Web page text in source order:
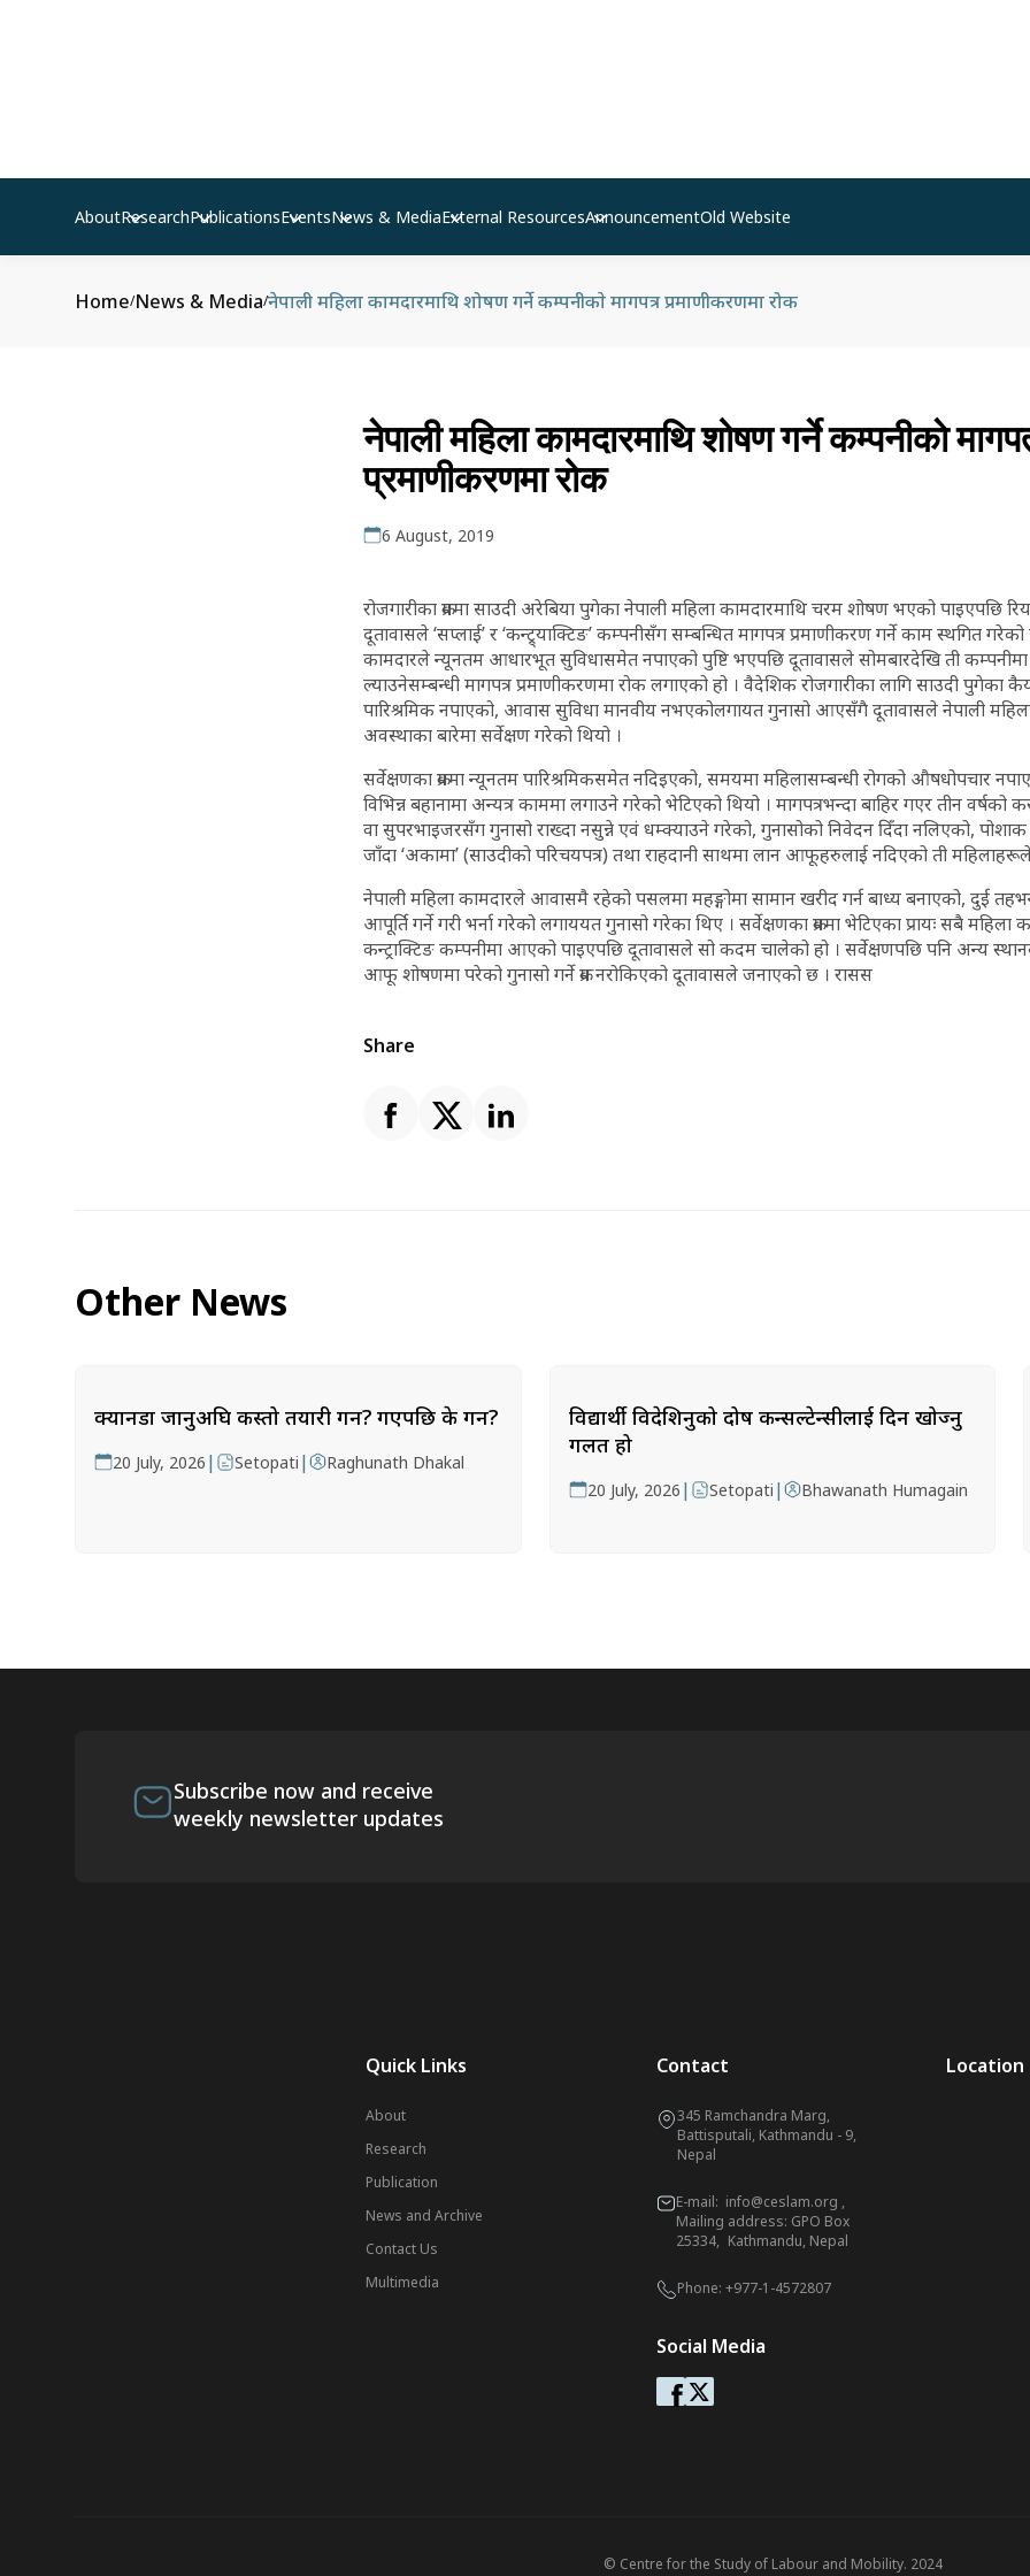
AboutResearchPublicationsEventsNews & MediaExternal ResourcesAnnouncementOld Website
Home/News & Media/नेपाली महिला कामदारमाथि शोषण गर्ने कम्पनीकाे मागपत्र प्रमाणीकरणमा रोक
नेपाली महिला कामदारमाथि शोषण गर्ने कम्पनीकाे
प्रमाणीकरणमा रोक
6 August, 2019
रोजगारीका क्रममा साउदी अरेबिया पुगेका नेपाली महिला कामदारमाथि चरम शोषण भएको पाइएपछि
दूतावासले ‘सप्लाई’ र ‘कन्ट्र्याक्टिङ’ कम्पनीसँग सम्बन्धित मागपत्र प्रमाणीकरण गर्ने काम स्थगित
कामदारले न्यूनतम आधारभूत सुविधासमेत नपाएको पुष्टि भएपछि दूतावासले सोमबारदेखि ती कम्पनीमा
ल्याउनेसम्बन्धी मागपत्र प्रमाणीकरणमा रोक लगाएको हो । वैदेशिक रोजगारीका लागि साउदी पुगेका
पारिश्रमिक नपाएको, आवास सुविधा मानवीय नभएकोलगायत गुनासो आएसँगै दूतावासले नेपाली
अवस्थाका बारेमा सर्वेक्षण गरेको थियो ।
सर्वेक्षणका क्रममा न्यूनतम पारिश्रमिकसमेत नदिइएको, समयमा महिलासम्बन्धी रोगको औषधोपचार
विभिन्न बहानामा अन्यत्र काममा लगाउने गरेको भेटिएको थियो । मागपत्रभन्दा बाहिर गएर तीन वर्षको
वा सुपरभाइजरसँग गुनासो राख्दा नसुन्ने एवं धम्क्याउने गरेको, गुनासोको निवेदन दिँदा नलिएको,
जाँदा ‘अकामा’ (साउदीको परिचयपत्र) तथा राहदानी साथमा लान आफूहरुलाई नदिएको ती
नेपाली महिला कामदारले आवासमै रहेको पसलमा महङ्गोमा सामान खरीद गर्न बाध्य बनाएको, दुई
आपूर्ति गर्ने गरी भर्ना गरेको लगाययत गुनासो गरेका थिए । सर्वेक्षणका क्रममा भेटिएका प्रायः सबै महिला
कन्ट्राक्टिङ कम्पनीमा आएको पाइएपछि दूतावासले सो कदम चालेको हो । सर्वेक्षणपछि पनि अन्य
आफू शोषणमा परेको गुनासो गर्ने क्रम नरोकिएको दूतावासले जनाएको छ । रासस
Share
Other News
क्यानडा जानुअघि कस्तो तयारी गर्ने? गएपछि के गर्ने?
20 July, 2026 | Setopati | Raghunath Dhakal
विद्यार्थी विदेशिनुको दोष कन्सल्टेन्सीलाई दिन खोज्नु
गलत हो
20 July, 2026 | Setopati | Bhawanath Humagain
Subscribe now and receive
weekly newsletter updates
Quick Links
About
Research
Publication
News and Archive
Contact Us
Multimedia
Contact
345 Ramchandra Marg,
Battisputali, Kathmandu - 9,
Nepal
E-mail: info@ceslam.org ,
Mailing address: GPO Box
25334, Kathmandu, Nepal
Phone: +977-1-4572807
Social Media
Location
© Centre for the Study of Labour and Mobility. 2024